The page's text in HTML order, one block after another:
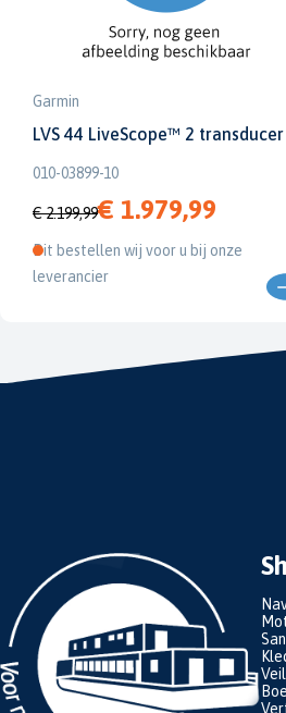
Garmin
LVS 44 LiveScope™ 2 transducer
010-03899-10
€ 2.199,99€ 1.979,99
Dit bestellen wij voor u bij onze
leverancier